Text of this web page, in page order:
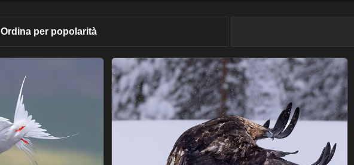
Ordina per popolarità